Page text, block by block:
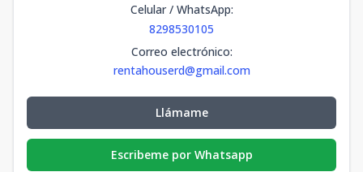
Celular / WhatsApp:
8298530105
Correo electrónico:
rentahouserd@gmail.com
Llámame
Escribeme por Whatsapp